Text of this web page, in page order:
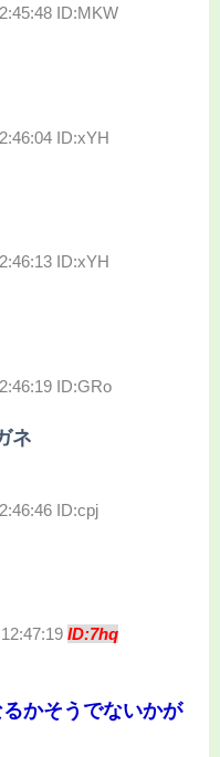
ID:MKW
ID:xYH
ID:xYH
ID:GRo
ネ
ID:cpj
ID:7hq
かそうでないかが